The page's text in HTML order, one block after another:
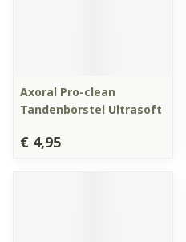
Axoral Pro-clean
Tandenborstel Ultrasoft
€ 4,95